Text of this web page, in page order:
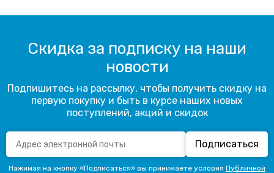
Скидка за подписку на наши
новости
Подпишитесь на рассылку, чтобы получить скидку на
первую покупку и быть в курсе наших новых
поступлений, акций и скидок
Подписаться
Нажимая на кнопку «Подписаться» вы принимаете условия Публичной